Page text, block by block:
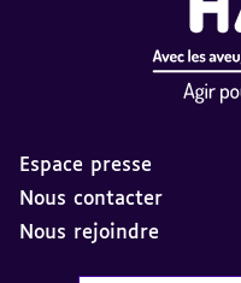
Espace presse
Nous contacter
Nous rejoindre